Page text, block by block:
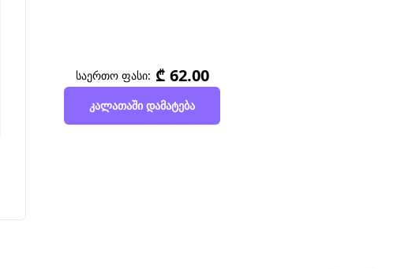
საერთო ფასი: ₾ 62.00
კალათაში დამატება